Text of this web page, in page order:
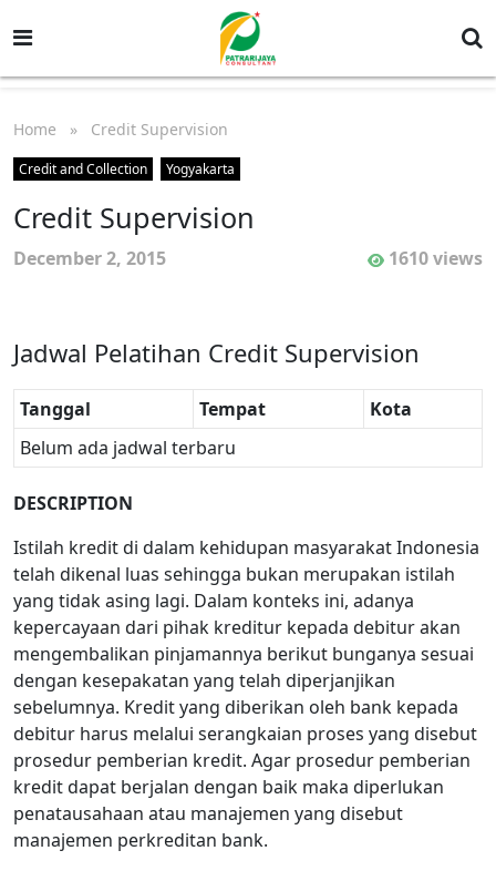
Home » Credit Supervision
Credit and Collection Yogyakarta
Credit Supervision
December 2, 2015 1610 views
Jadwal Pelatihan Credit Supervision
Tanggal Tempat
Kota
Belum ada jadwal terbaru
DESCRIPTION
Istilah kredit di dalam kehidupan masyarakat Indonesia
telah dikenal luas sehingga bukan merupakan istilah
yang tidak asing lagi. Dalam konteks ini, adanya
kepercayaan dari pihak kreditur kepada debitur akan
mengembalikan pinjamannya berikut bunganya sesuai
dengan kesepakatan yang telah diperjanjikan
sebelumnya. Kredit yang diberikan oleh bank kepada
debitur harus melalui serangkaian proses yang disebut
prosedur pemberian kredit. Agar prosedur pemberian
kredit dapat berjalan dengan baik maka diperlukan
penatausahaan atau manajemen yang disebut
manajemen perkreditan bank.